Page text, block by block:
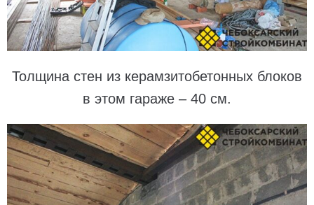
Толщина стен из керамзитобетонных блоков
в этом гараже – 40 см.